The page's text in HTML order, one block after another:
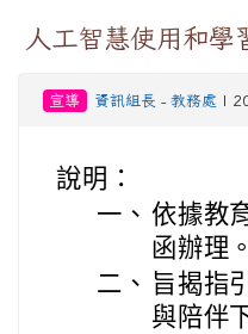
人工智慧使用和學
宣導 資訊組長 - 教務處 |
說明：
一、 依據教
函辦理。
二、 旨揭指
與陪伴